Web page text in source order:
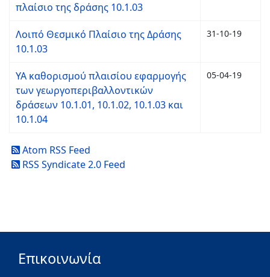
πλαίσιο της δράσης 10.1.03
Λοιπό Θεσμικό Πλαίσιο της Δράσης
10.1.03
31-10-19
ΥΑ καθορισμού πλαισίου εφαρμογής
των γεωργοπεριβαλλοντικών
δράσεων 10.1.01, 10.1.02, 10.1.03 και
10.1.04
05-04-19
Atom RSS Feed
RSS Syndicate 2.0 Feed
Επικοινωνία